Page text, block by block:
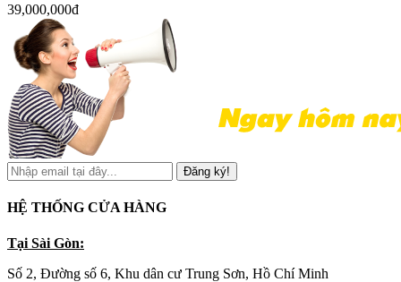
39,000,000đ
Đăng ký!
HỆ THỐNG CỬA HÀNG
Tại Sài Gòn:
Số 2, Đường số 6, Khu dân cư Trung Sơn, Hồ Chí Minh